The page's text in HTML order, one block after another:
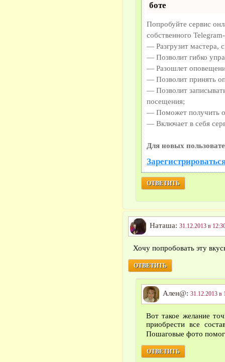
боте
Попробуйте сервис
собственного
— Разгрузит мастера,
— Позволит гибко
— Разошлет
— Позволит принять
— Позволит
посещения;
— Поможет получить
— Включает в себя
Для новых
ОТВЕТИТЬ
Наташа: 31.12.2013 в
Хочу попробовать эту
ОТВЕТИТЬ
Ален@: 31.12.2013 в
Вот такое желание
приобрести все
Пошаговые фото
ОТВЕТИТЬ